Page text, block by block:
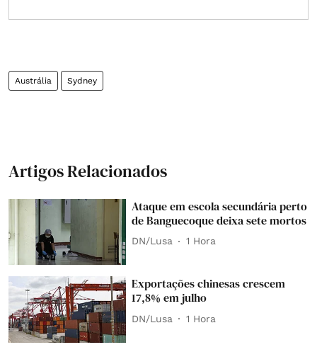
Austrália Sydney
Artigos Relacionados
Ataque em escola secundária perto
de Banguecoque deixa sete mortos
DN/Lusa 1 Hora
Exportações chinesas crescem
17,8% em julho
DN/Lusa 1 Hora